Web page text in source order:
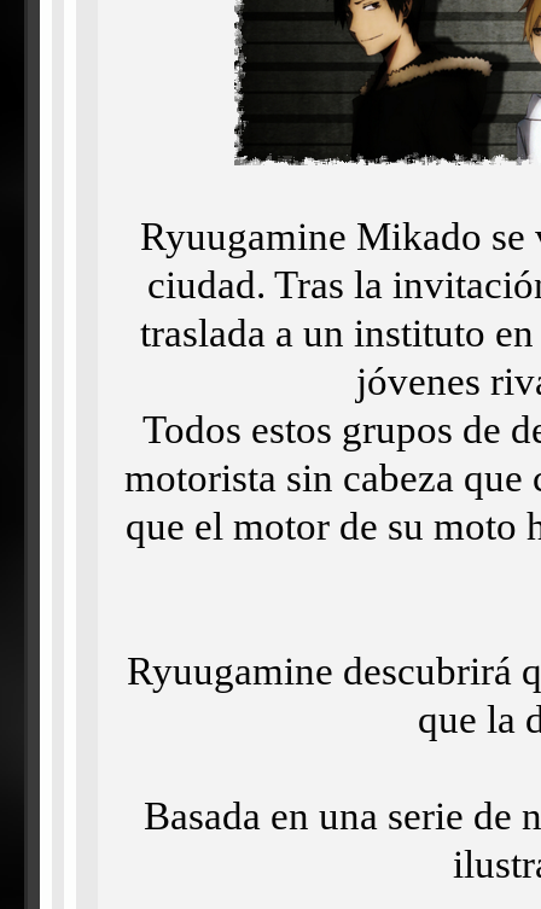
Ryuugamine Mikado se
ciudad. Tras la
traslada a un instituto
jóvenes
Todos estos grupos de
motorista sin cabeza
que el motor de su moto
Ryuugamine descubrirá
que la
Basada en una serie